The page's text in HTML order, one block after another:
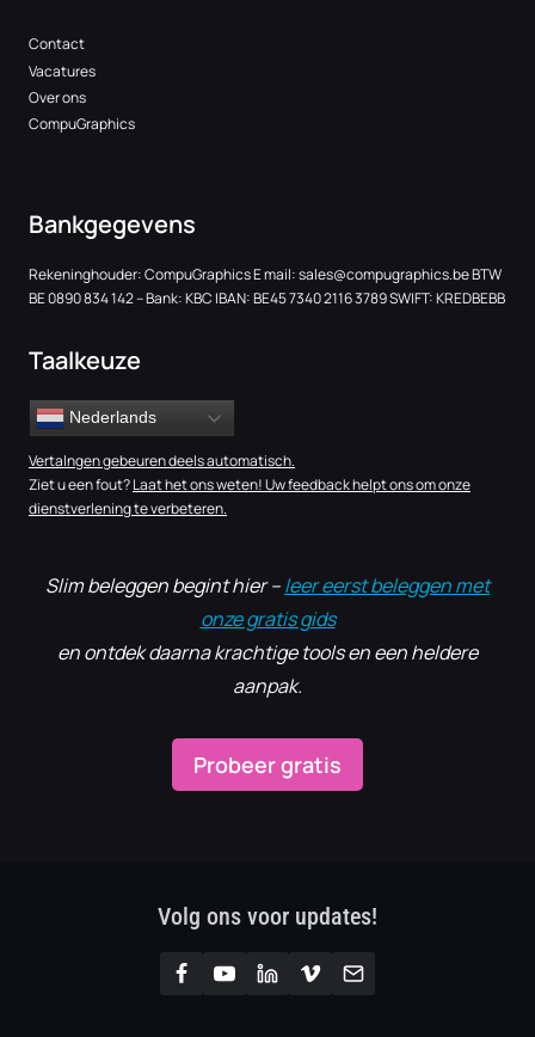
Contact
Vacatures
Over ons
CompuGraphics
Bankgegevens
Rekeninghouder: CompuGraphics E mail:sales@compugraphics.beBTW
BE 0890 834 142 – Bank: KBC IBAN: BE45 7340 2116 3789 SWIFT: KREDBEBB
Taalkeuze
Nederlands
Vertalngen gebeuren deels automatisch.
Ziet u een fout?Laat het ons weten! Uw feedback helpt ons om onze
dienstverlening te verbeteren.
Slim beleggen begint hier –leer eerst beleggen met
onze gratis gids
en ontdek daarna krachtige tools en een heldere
aanpak.
Probeer gratis
Volg ons voor updates!